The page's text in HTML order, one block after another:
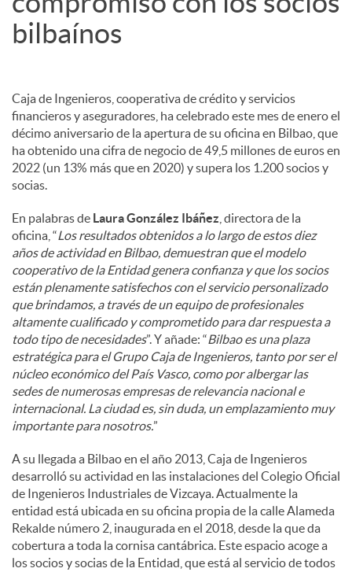
bilbaínos
Caja de Ingenieros, cooperativa de crédito y servicios
financieros y aseguradores, ha celebrado este mes de enero el
décimo aniversario de la apertura de su oficina en Bilbao, que
ha obtenido una cifra de negocio de 49,5 millones de euros en
2022 (un 13% más que en 2020) y supera los 1.200 socios y
socias.
En palabras de Laura González Ibáñez , directora de la
oficina, “Los resultados obtenidos a lo largo de estos diez
años de actividad en Bilbao, demuestran que el modelo
cooperativo de la Entidad genera confianza y que los socios
están plenamente satisfechos con el servicio personalizado
que brindamos, a través de un equipo de profesionales
altamente cualificado y comprometido para dar respuesta a
todo tipo de necesidades”. Y añade: “Bilbao es una plaza
estratégica para el Grupo Caja de Ingenieros, tanto por ser el
núcleo económico del País Vasco, como por albergar las
sedes de numerosas empresas de relevancia nacional e
internacional. La ciudad es, sin duda, un emplazamiento muy
importante para nosotros.”
A su llegada a Bilbao en el año 2013, Caja de Ingenieros
desarrolló su actividad en las instalaciones del Colegio Oficial
de Ingenieros Industriales de Vizcaya. Actualmente la
entidad está ubicada en su oficina propia de la calle Alameda
Rekalde número 2, inaugurada en el 2018, desde la que da
cobertura a toda la cornisa cantábrica. Este espacio acoge a
los socios y socias de la Entidad, que está al servicio de todos